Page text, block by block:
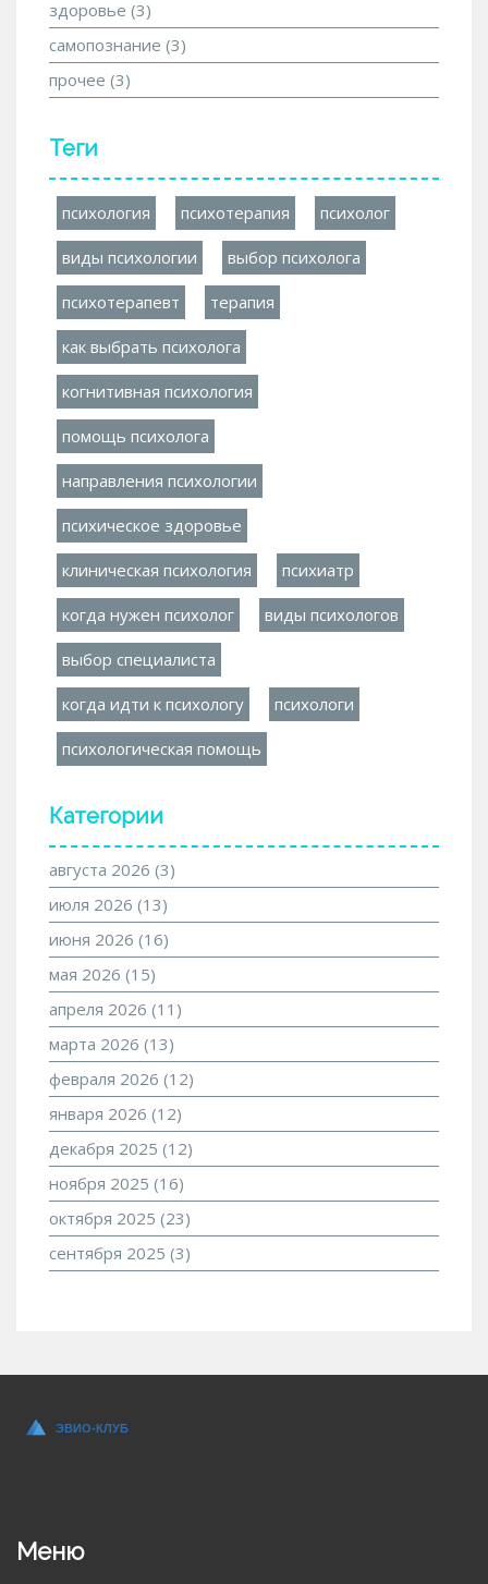
здоровье (3)
самопознание (3)
прочее (3)
Теги
психология психотерапия психолог
виды психологии выбор психолога
психотерапевт терапия
как выбрать психолога
когнитивная психология
помощь психолога
направления психологии
психическое здоровье
клиническая психология психиатр
когда нужен психолог виды психологов
выбор специалиста
когда идти к психологу психологи
психологическая помощь
Категории
августа 2026 (3)
июля 2026 (13)
июня 2026 (16)
мая 2026 (15)
апреля 2026 (11)
марта 2026 (13)
февраля 2026 (12)
января 2026 (12)
декабря 2025 (12)
ноября 2025 (16)
октября 2025 (23)
сентября 2025 (3)
Меню